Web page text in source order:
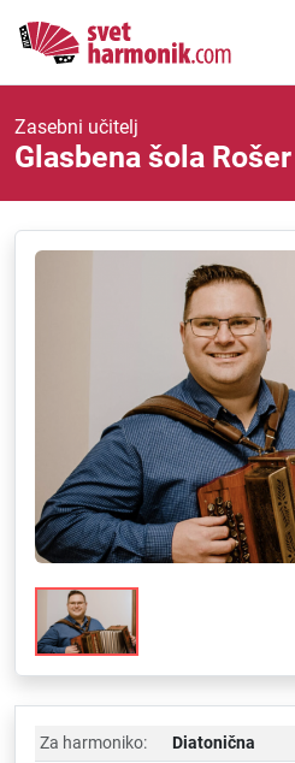
Zasebni učitelj
Glasbena šola Rošer
Za harmoniko:
Diatonična